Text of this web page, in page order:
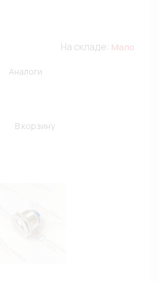
На складе: Мало
Аналоги
В корзину